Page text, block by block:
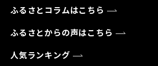
ふるさとコラムはこちら
ふるさとからの声はこちら
人気ランキング